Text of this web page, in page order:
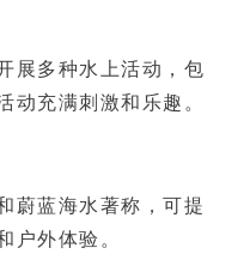
展多种水上活动，包
动充满刺激和乐趣。
蔚蓝海水著称，可提
户外体验。